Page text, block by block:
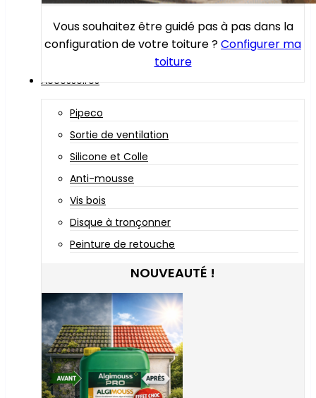
Vous souhaitez être guidé pas à pas dans la
configuration de votre toiture ?Configurer ma
toiture
Accessoires
Pipeco
Sortie de ventilation
Silicone et Colle
Anti-mousse
Vis bois
Disque à tronçonner
Peinture de retouche
NOUVEAUTÉ !